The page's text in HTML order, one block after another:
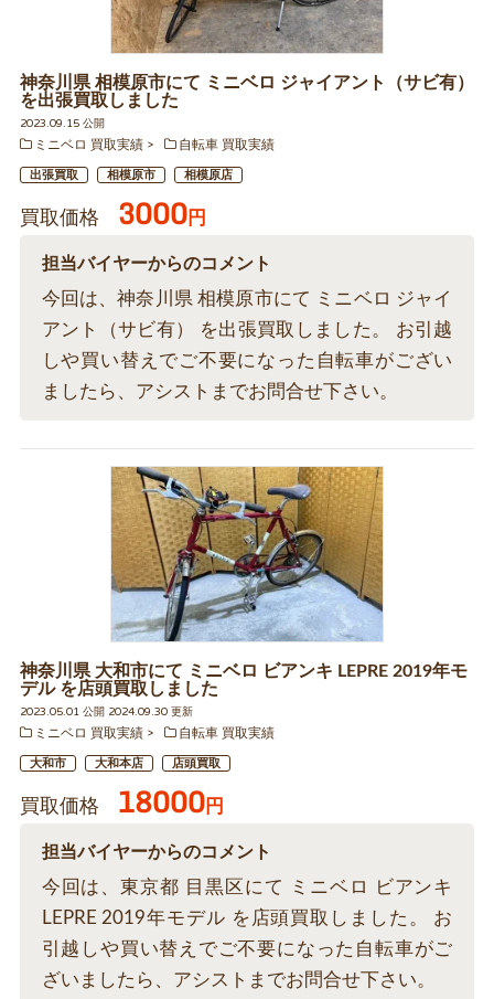
神奈川県 相模原市にて ミニベロ ジャイアント（サビ有）
を出張買取しました
2023.09.15 公開
ミニベロ 買取実績
自転車 買取実績
出張買取 相模原市 相模原店
買取価格 3000円
担当バイヤーからのコメント
今回は、神奈川県 相模原市にて ミニベロ ジャイ
アント（サビ有） を出張買取しました。 お引越
しや買い替えでご不要になった自転車がござい
ましたら、アシストまでお問合せ下さい。
神奈川県 大和市にて ミニベロ ビアンキ LEPRE 2019年モ
デル を店頭買取しました
2023.05.01 公開 2024.09.30 更新
ミニベロ 買取実績
自転車 買取実績
大和市 大和本店 店頭買取
買取価格 18000円
担当バイヤーからのコメント
今回は、東京都 目黒区にて ミニベロ ビアンキ
LEPRE 2019年モデル を店頭買取しました。 お
引越しや買い替えでご不要になった自転車がご
ざいましたら、アシストまでお問合せ下さい。